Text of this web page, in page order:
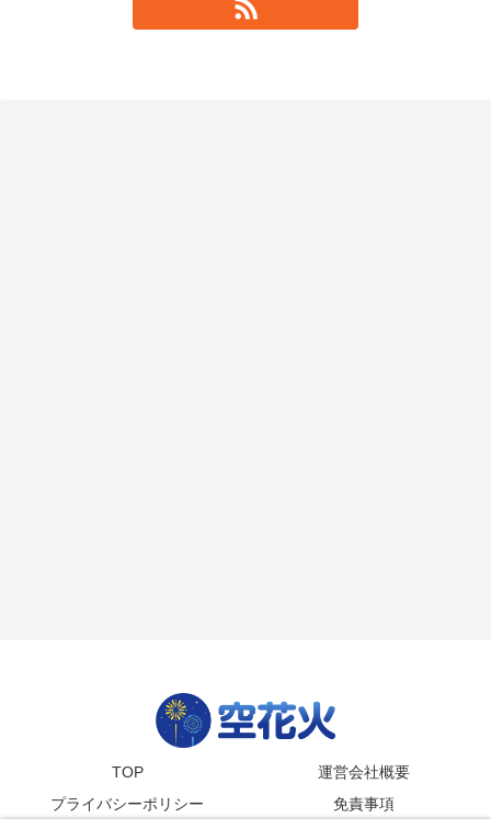
TOP
運営会社概要
プライバシーポリシー
免責事項